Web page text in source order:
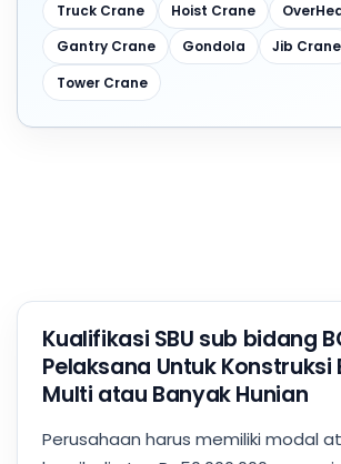
Truck Crane
Hoist Crane
Gantry Crane
Gondola
Jib Crane
Tower Crane
Kualifikasi SBU sub bidang
Pelaksana Untuk Konstruksi
Multi atau Banyak Hunian
Perusahaan harus memiliki modal